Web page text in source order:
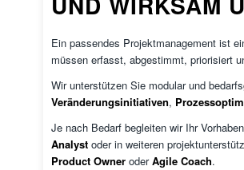
Ein passendes Projektmanagement ist
müssen erfasst, abgestimmt, priorisiert
Wir unterstützen Sie modular und
Veränderungsinitiativen,
Je nach Bedarf begleiten wir Ihr
Analystoder in weiteren
Product OwneroderAgile Coach.